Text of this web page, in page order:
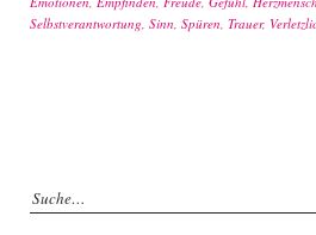
Selbstverantwortung, Sinn, Spüren, Trauer,